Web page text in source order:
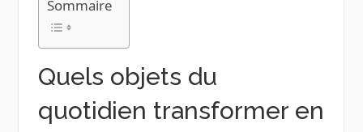
Sommaire
Quels objets du
quotidien transformer en